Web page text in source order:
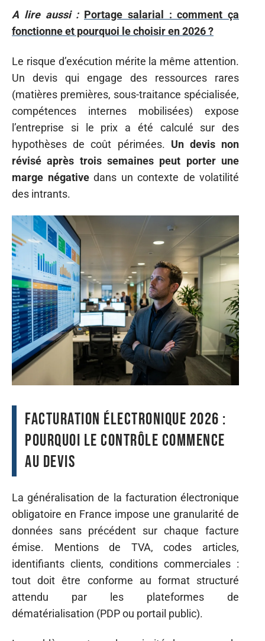
A lire aussi : Portage salarial : comment ça
fonctionne et pourquoi le choisir en 2026 ?
Le risque d’exécution mérite la même attention.
Un devis qui engage des ressources rares
(matières premières, sous-traitance spécialisée,
compétences internes mobilisées) expose
l’entreprise si le prix a été calculé sur des
hypothèses de coût périmées. Un devis non
révisé après trois semaines peut porter une
marge négativedans un contexte de volatilité
des intrants.
Facturation électronique 2026 :
pourquoi le contrôle commence
au devis
La généralisation de la facturation électronique
obligatoire en France impose une granularité de
données sans précédent sur chaque facture
émise. Mentions de TVA, codes articles,
identifiants clients, conditions commerciales :
tout doit être conforme au format structuré
attendu par les plateformes de
dématérialisation (PDP ou portail public).